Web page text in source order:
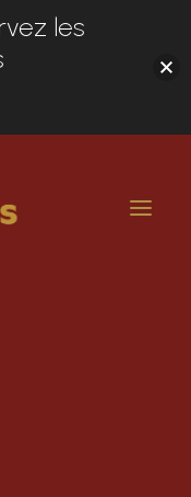
les